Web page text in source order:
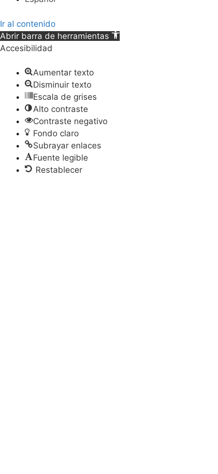
Ir al contenido
Abrir barra de herramientas
Accesibilidad
Aumentar texto
Disminuir texto
Escala de grises
Alto contraste
Contraste negativo
Fondo claro
Subrayar enlaces
Fuente legible
Restablecer